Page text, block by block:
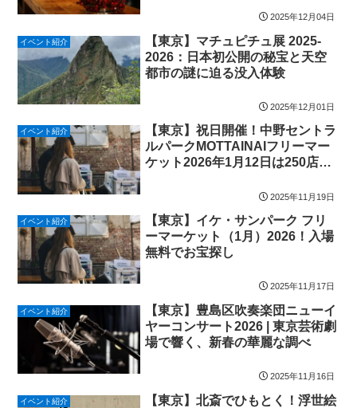
2025年12月04日
イベント紹介
【東京】マチュピチュ展 2025-
2026：日本初公開の秘宝と天空
都市の謎に迫る没入体験
2025年12月01日
イベント紹介
【東京】祝日開催！中野セントラ
ルパークMOTTAINAIフリーマー
ケット2026年1月12日は250店で
2025年11月19日
イベント紹介
【東京】イケ・サンパーク フリ
ーマーケット（1月）2026！入場
無料でお宝探し
2025年11月17日
イベント紹介
【東京】豊島区吹奏楽団ニューイ
ヤーコンサート2026 | 東京芸術劇
場で響く、新春の華麗な調べ
2025年11月16日
イベント紹介
【東京】北斎でひもとく！浮世絵